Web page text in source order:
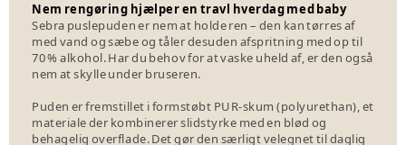
Nem rengøring hjælper en travl hverdag med baby
Sebra puslepuden er nem at holde ren – den kan tørres af
med vand og sæbe og tåler desuden afspritning med op til
70 % alkohol. Har du behov for at vaske uheld af, er den også
nem at skylle under bruseren.
Puden er fremstillet i formstøbt PUR-skum (polyurethan), et
materiale der kombinerer slidstyrke med en blød og
behagelig overflade. Det gør den særligt velegnet til daglig